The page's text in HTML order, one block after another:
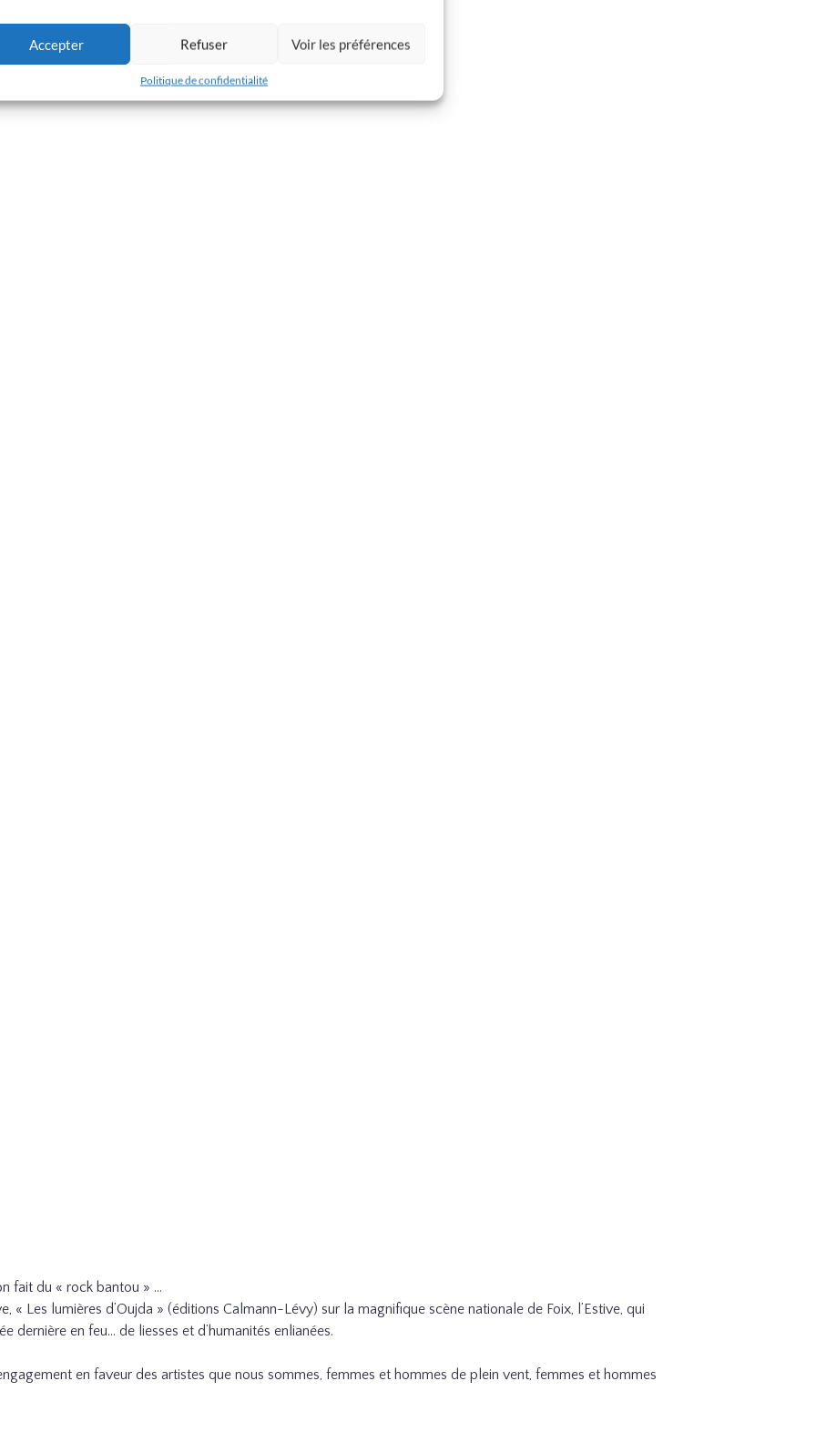
Accepter Refuser Voir les préférences
Politique de confidentialité
fait du « rock bantou » …
« Les lumières d’Oujda » (éditions Calmann-Lévy) sur la magnifique scène nationale de Foix, l’Estive, qui
dernière en feu… de liesses et d’humanités enlianées.
en faveur des artistes que nous sommes, femmes et hommes de plein vent, femmes et hommes